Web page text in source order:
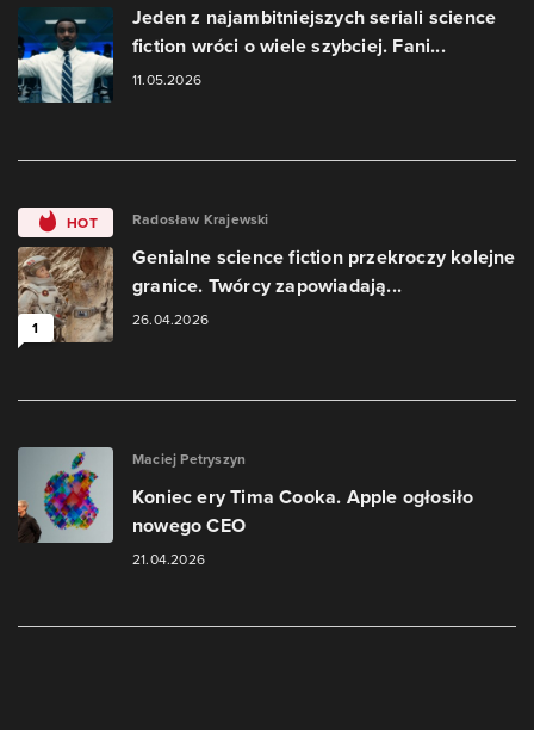
Jeden z najambitniejszych seriali science
fiction wróci o wiele szybciej. Fani...
11.05.2026
HOT
1
Radosław Krajewski
Genialne science fiction przekroczy kolejne
granice. Twórcy zapowiadają...
26.04.2026
Maciej Petryszyn
Koniec ery Tima Cooka. Apple ogłosiło
nowego CEO
21.04.2026